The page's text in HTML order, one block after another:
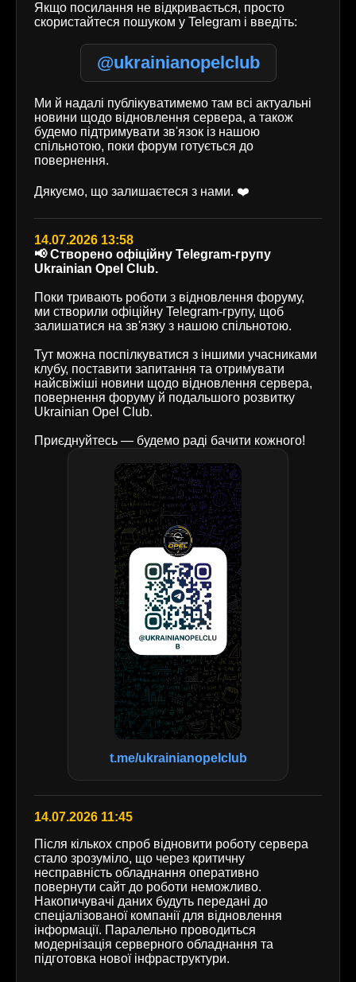
Якщо посилання не відкривається, просто
скористайтеся пошуком у Telegram і введіть:
@ukrainianopelclub
Ми й надалі публікуватимемо там всі актуальні
новини щодо відновлення сервера, а також
будемо підтримувати зв'язок із нашою
спільнотою, поки форум готується до
повернення.
Дякуємо, що залишаєтеся з нами. ❤️
14.07.2026 13:58
📢 Створено офіційну Telegram-групу
Ukrainian Opel Club.
Поки тривають роботи з відновлення форуму,
ми створили офіційну Telegram-групу, щоб
залишатися на зв'язку з нашою спільнотою.
Тут можна поспілкуватися з іншими учасниками
клубу, поставити запитання та отримувати
найсвіжіші новини щодо відновлення сервера,
повернення форуму й подальшого розвитку
Ukrainian Opel Club.
Приєднуйтесь — будемо раді бачити кожного!
t.me/ukrainianopelclub
14.07.2026 11:45
Після кількох спроб відновити роботу сервера
стало зрозуміло, що через критичну
несправність обладнання оперативно
повернути сайт до роботи неможливо.
Накопичувачі даних будуть передані до
спеціалізованої компанії для відновлення
інформації. Паралельно проводиться
модернізація серверного обладнання та
підготовка нової інфраструктури.